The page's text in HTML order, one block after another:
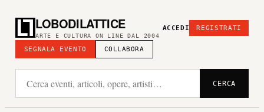
LOBODILATTICE
ARTE E CULTURA ON LINE DAL 2004
SEGNALA EVENTO COLLABORA
ACCEDI REGISTRATI
CERCA